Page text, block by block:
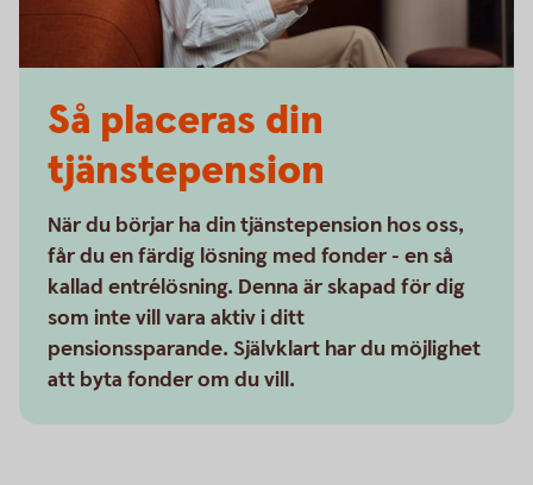
Så placeras din
tjänstepension
När du börjar ha din tjänstepension hos oss,
får du en färdig lösning med fonder - en så
kallad entrélösning. Denna är skapad för dig
som inte vill vara aktiv i ditt
pensionssparande. Självklart har du möjlighet
att byta fonder om du vill.